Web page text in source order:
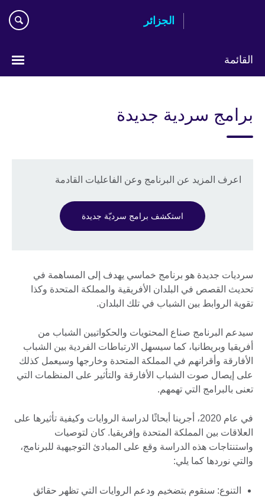
الجزائر
القائمة
language
برامج سردية جديدة
اعرف المزيد عن البرنامج وعن الفاعليات القادمة
استكشف برامج سرديّة جديدة
سرديات جديدة هو برنامج خماسي يهدف إلى المساهمة في
تحديث القصص في البلدان الأفريقية والمملكة المتحدة وكذا
تقوية الروابط بين الشباب في تلك البلدان.
سيدعم البرنامج صناع المحتويات والحكواتيين الشباب من
أفريقيا وبريطانيا، كما سيسهل الارتباطات الفردية بين الشباب
الأفارقة وأقرانهم في المملكة المتحدة وخارجها وسيعمل كذلك
على إيصال صوت الشباب الأفارقة والتأثير على المنظمات التي
تعنى بالبرامج التي تهمهم.
في عام 2020، أجرينا أبحاثًا لدراسة الروايات وكيفية تأثيرها على
العلاقات بين المملكة المتحدة وإفريقيا. كان لتوصيات
واستنتاجات هذه الدراسة وقع على المبادئ التوجيهية للبرنامج،
والتي نوردها كما يلي:
التنوع: سنقوم بتضخيم ودعم الروايات التي تظهر حقائق